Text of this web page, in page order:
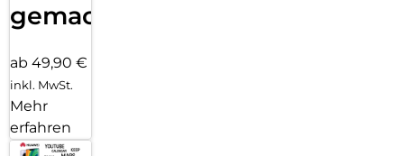
gemacht!
ab 49,90 €
inkl. MwSt.
Mehr
erfahren